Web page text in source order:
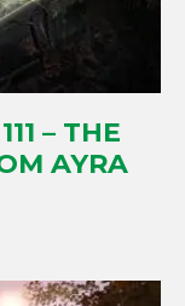
– THE
AYRA